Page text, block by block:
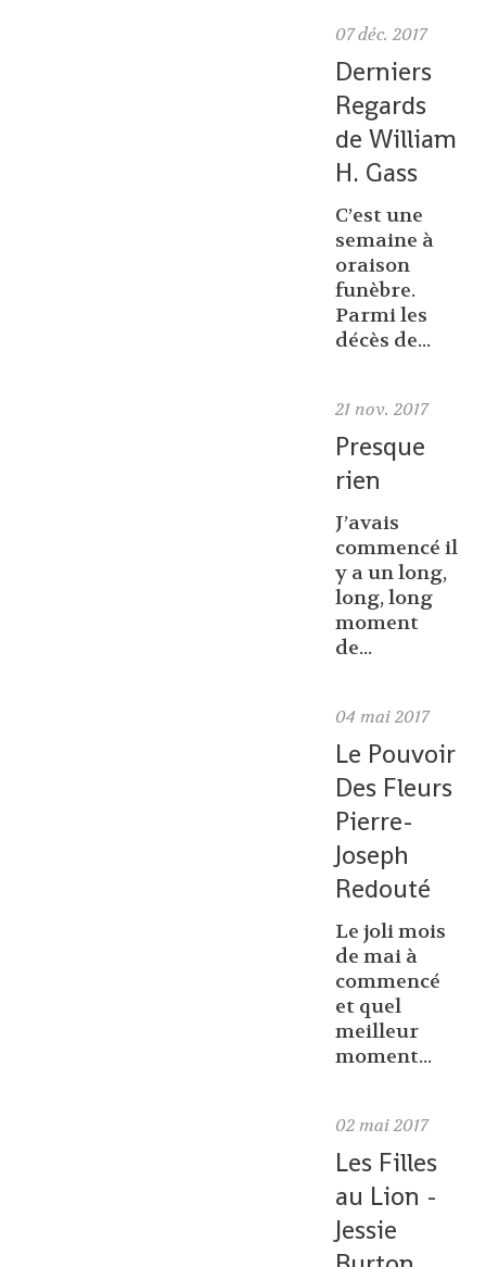
07 déc. 2017
Derniers
Regards
de William
H. Gass
C’est une
semaine à
oraison
funèbre.
Parmi les
décès de...
21 nov. 2017
Presque
rien
J’avais
commencé il
y a un long,
long, long
moment
de...
04 mai 2017
Le Pouvoir
Des Fleurs
Pierre-
Joseph
Redouté
Le joli mois
de mai à
commencé
et quel
meilleur
moment...
02 mai 2017
Les Filles
au Lion -
Jessie